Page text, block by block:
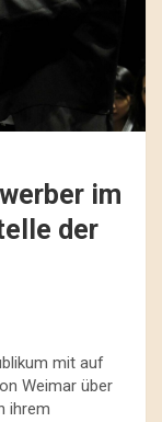
im
der
mit auf
Weimar über
ihrem